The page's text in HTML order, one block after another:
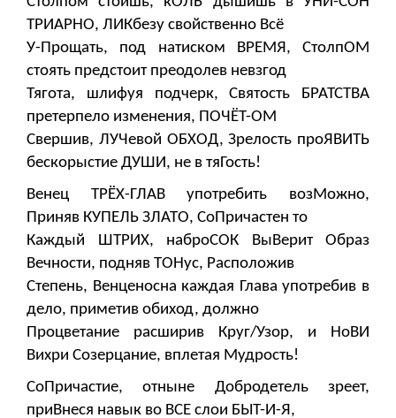
ТРИАРНО, ЛИКбезу свойственно Всё
У-Прощать, под натиском ВРЕМЯ, СтолпОМ
стоять предстоит преодолев невзгод
Тягота, шлифуя подчерк, Святость БРАТСТВА
претерпело изменения, ПОЧЁТ-ОМ
Свершив, ЛУЧевой ОБХОД, Зрелость проЯВИТЬ
бескорыстие ДУШИ, не в тяГость!
Венец ТРЁХ-ГЛАВ употребить возМожно,
Приняв КУПЕЛЬ ЗЛАТО, СоПричастен то
Каждый ШТРИХ, наброСОК ВыВерит Образ
Вечности, подняв ТОНус, Расположив
Степень, Венценосна каждая Глава употребив в
дело, приметив обиход, должно
Процветание расширив Круг/Узор, и НоВИ
Вихри Созерцание, вплетая Мудрость!
СоПричастие, отныне Добродетель зреет,
приВнеся навык во ВСЕ слои БЫТ-И-Я,